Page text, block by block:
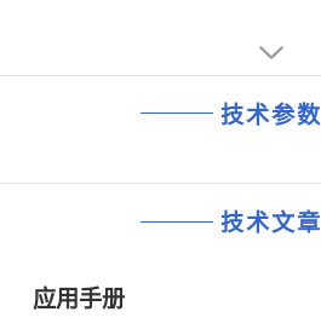
技术参数
技术文章
应用手册